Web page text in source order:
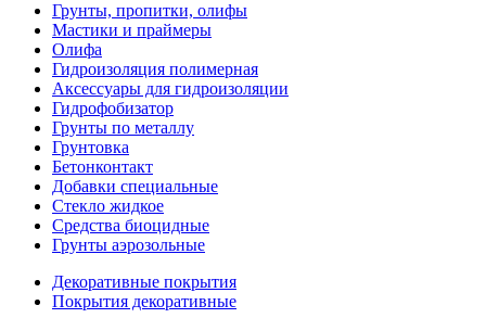
Грунты, пропитки, олифы
Мастики и праймеры
Олифа
Гидроизоляция полимерная
Аксессуары для гидроизоляции
Гидрофобизатор
Грунты по металлу
Грунтовка
Бетонконтакт
Добавки специальные
Стекло жидкое
Средства биоцидные
Грунты аэрозольные
Декоративные покрытия
Покрытия декоративные